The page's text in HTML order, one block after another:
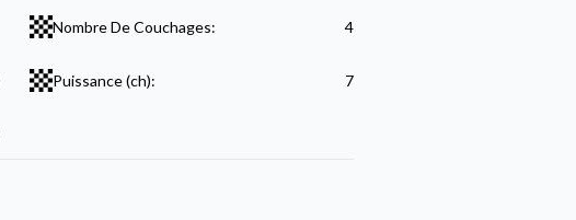
Nombre De Couchages: 4
Puissance (ch): 7